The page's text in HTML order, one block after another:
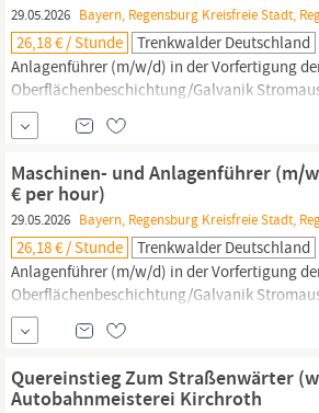
29.05.2026 Bayern, Regensburg Kreisfreie Stadt,
26,18 € / Stunde Trenkwalder Deutschland
Anlagenführer (m/w/d) in der Vorfertigung
Oberflächenbeschichtung/Galvanik
ausgelöst? Unser Premiumkunde entwickelt
hochwertige
Schutzkomponenten
für
, die
Sicherheitsorgen. Zur...
Maschinen- und Anlagenführer (m/
€ per hour)
29.05.2026 Bayern, Regensburg Kreisfreie Stadt,
26,18 € / Stunde Trenkwalder Deutschland
Anlagenführer (m/w/d) in der Vorfertigung
Oberflächenbeschichtung/Galvanik
ausgelöst? Unser Premiumkunde entwickelt
hochwertige
Schutzkomponenten
für
, die
Sicherheitsorgen. Zur...
Quereinstieg Zum Straßenwärter
Autobahnmeisterei Kirchroth